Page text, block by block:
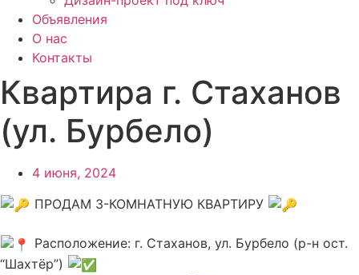
Объявления
О нас
Контакты
Квартира г. Стаханов
(ул. Бурбело)
4 июня, 2024
ПРОДАМ 3-КОМНАТНУЮ КВАРТИРУ
Расположение: г. Стаханов, ул. Бурбело (р-н ост.
“Шахтёр”)